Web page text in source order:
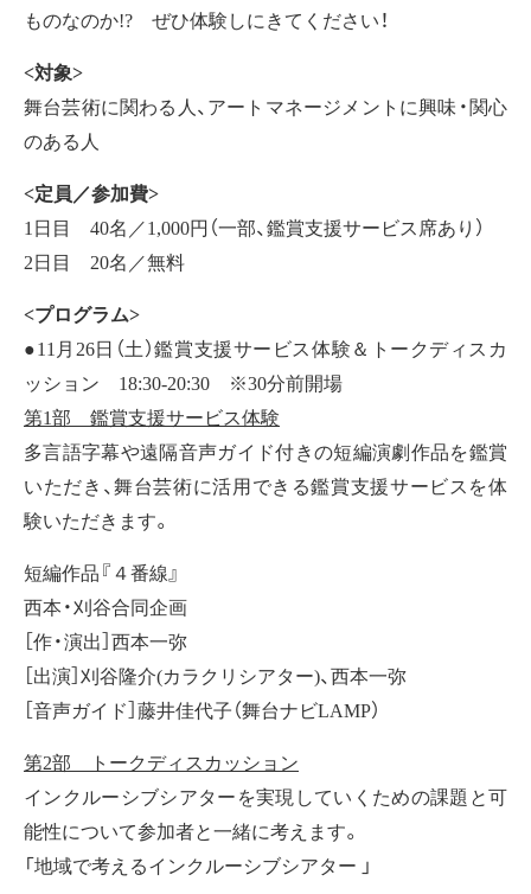
ものなのか!? ぜひ体験しにきてください！
<対象>
舞台芸術に関わる人、アートマネージメントに興味・関心
のある人
<定員／参加費>
1日目 40名／1,000円（一部、鑑賞支援サービス席あり）
2日目 20名／無料
<プログラム>
●11月26日（土）鑑賞支援サービス体験＆トークディスカ
ッション 18:30-20:30 ※30分前開場
第1部 鑑賞支援サービス体験
多言語字幕や遠隔音声ガイド付きの短編演劇作品を鑑賞
いただき、舞台芸術に活用できる鑑賞支援サービスを体
験いただきます。
短編作品『４番線』
西本・刈谷合同企画
［作・演出］西本一弥
［出演］刈谷隆介(カラクリシアター)、西本一弥
［音声ガイド］藤井佳代子（舞台ナビLAMP）
第2部 トークディスカッション
インクルーシブシアターを実現していくための課題と可
能性について参加者と一緒に考えます。
「地域で考えるインクルーシブシアター 」